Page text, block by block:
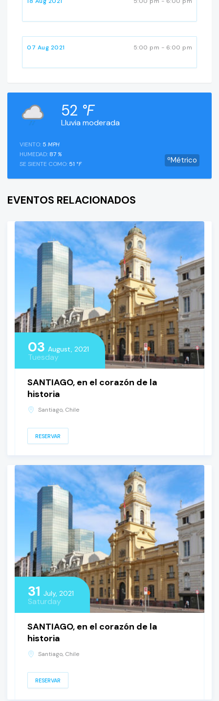
07 Aug 2021 5:00 pm - 6:00 pm
Lluvia moderada
52 °F
ºMétrico
VIENTO: 5 MPH
HUMEDAD: 87 %
SE SIENTE COMO: 51 °F
EVENTOS RELACIONADOS
03 August, 2021
Tuesday
SANTIAGO, en el corazón de la
historia
Santiago, Chile
RESERVAR
31 July, 2021
Saturday
SANTIAGO, en el corazón de la
historia
Santiago, Chile
RESERVAR